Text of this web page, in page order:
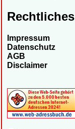
Rechtliches
Impressum
Datenschutz
AGB
Disclaimer